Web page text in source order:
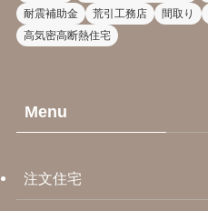
耐震補助金
荒引工務店 間取り
高気密高断熱住宅
Menu
注文住宅